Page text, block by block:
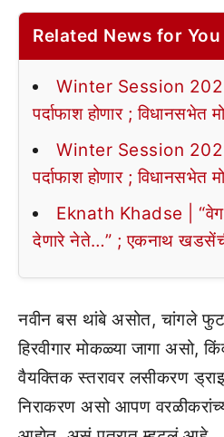
Related News for You
Winter Session 2022
पर्दाफाश होणार ; विधानसभेत
Winter Session 2022
पर्दाफाश होणार ; विधानसभेत
Eknath Khadse |
देणारे नेते…” ; एकनाथ
नवीन बस थांबे असोत, चांगले
हिरवीगार मोकळ्या जागा असो,
वैयक्तिक स्तरावर लसीकरण
निराकरण असो आपण